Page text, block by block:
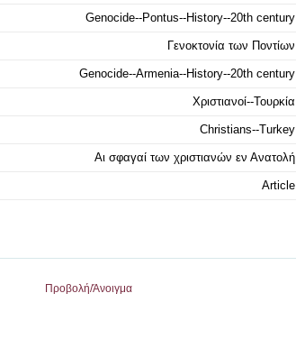
Genocide--Pontus--History--20th century
Γενοκτονία των Ποντίων
Genocide--Armenia--History--20th century
Χριστιανοί--Τουρκία
Christians--Turkey
Αι σφαγαί των χριστιανών εν Ανατολή
Article
Προβολή/Άνοιγμα